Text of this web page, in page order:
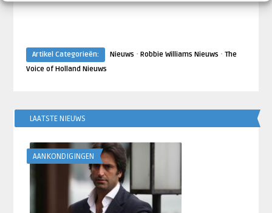
Artikel Categorieën: Nieuws · Robbie Williams Nieuws · The
Voice of Holland Nieuws
LAATSTE NIEUWS
AANKONDIGINGEN